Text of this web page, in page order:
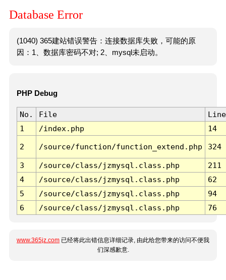
Database Error
(1040) 365建站错误警告：连接数据库失败，可能的原
因：1、数据库密码不对; 2、mysql未启动。
PHP Debug
No. File
Line
1
/index.php 14
2 /source/function/function_extend.php 324
3 /source/class/jzmysql.class.php
211
4
/source/class/jzmysql.class.php
62
5
/source/class/jzmysql.class.php
94
6
/source/class/jzmysql.class.php 76
www.365jz.com 已经将此出错信息详细记录, 由此给您带来的访问不便我
们深感歉意.